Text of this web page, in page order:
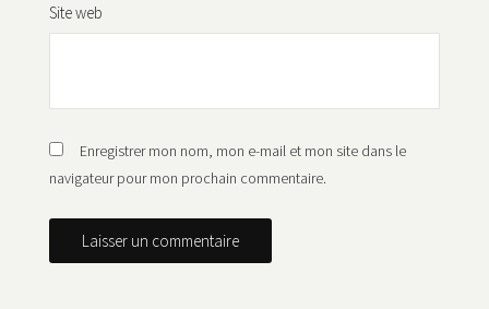
Site web
Enregistrer mon nom, mon e-mail et mon site dans le
navigateur pour mon prochain commentaire.